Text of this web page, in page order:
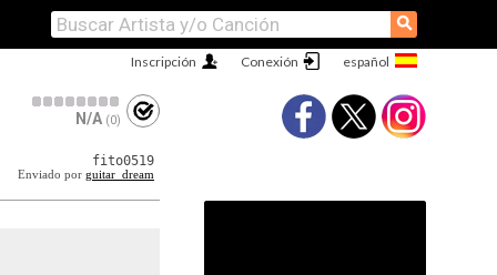
⚲
Conexión
Inscripción
N/A (0)
fito0519
Enviado por guitar_dream